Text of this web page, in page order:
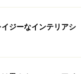
ジーなインテリアシ